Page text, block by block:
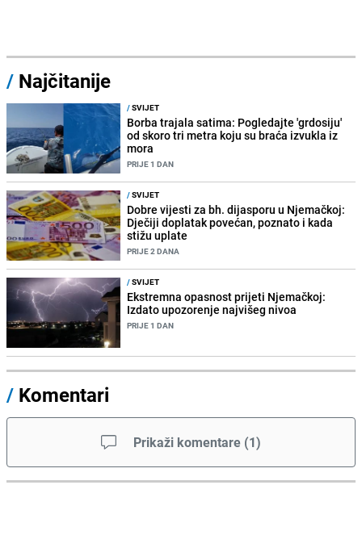
/ Najčitanije
/SVIJET
Borba trajala satima: Pogledajte 'grdosiju'
od skoro tri metra koju su braća izvukla iz
mora
PRIJE 1 DAN
/SVIJET
Dobre vijesti za bh. dijasporu u Njemačkoj:
Dječiji doplatak povećan, poznato i kada
stižu uplate
PRIJE 2 DANA
/SVIJET
Ekstremna opasnost prijeti Njemačkoj:
Izdato upozorenje najvišeg nivoa
PRIJE 1 DAN
/ Komentari
Prikaži komentare (1)